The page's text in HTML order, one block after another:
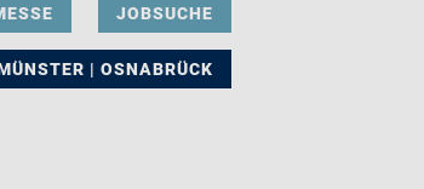
JOBSUCHE
| OSNABRÜCK